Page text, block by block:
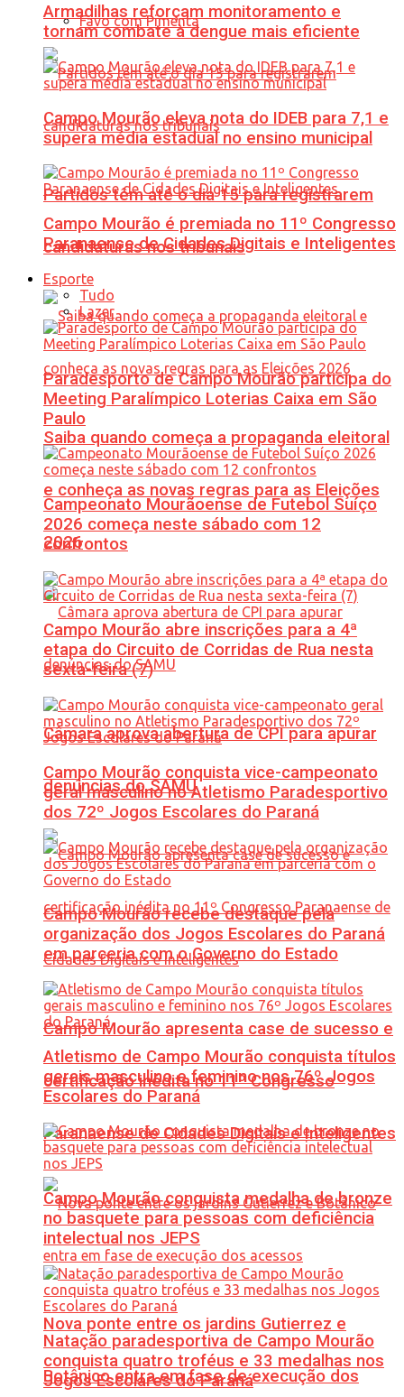
Favo com Pimenta
Partidos têm até o dia 15 para registrarem
candidaturas nos tribunais
Saiba quando começa a propaganda eleitoral
e conheça as novas regras para as Eleições
2026
Câmara aprova abertura de CPI para apurar
denúncias do SAMU
Campo Mourão apresenta case de sucesso e
certificação inédita no 11º Congresso
Paranaense de Cidades Digitais e Inteligentes
Nova ponte entre os jardins Gutierrez e
Botânico entra em fase de execução dos
Armadilhas reforçam monitoramento e
tornam combate à dengue mais eficiente
Campo Mourão eleva nota do IDEB para 7,1 e
supera média estadual no ensino municipal
Campo Mourão é premiada no 11º Congresso
Paranaense de Cidades Digitais e Inteligentes
Esporte
Tudo
Lazer
Paradesporto de Campo Mourão participa do
Meeting Paralímpico Loterias Caixa em São
Paulo
Campeonato Mourãoense de Futebol Suíço
2026 começa neste sábado com 12
confrontos
Campo Mourão abre inscrições para a 4ª
etapa do Circuito de Corridas de Rua nesta
sexta-feira (7)
Campo Mourão conquista vice-campeonato
geral masculino no Atletismo Paradesportivo
dos 72º Jogos Escolares do Paraná
Campo Mourão recebe destaque pela
organização dos Jogos Escolares do Paraná
em parceria com o Governo do Estado
Atletismo de Campo Mourão conquista títulos
gerais masculino e feminino nos 76º Jogos
Escolares do Paraná
Campo Mourão conquista medalha de bronze
no basquete para pessoas com deficiência
intelectual nos JEPS
Natação paradesportiva de Campo Mourão
conquista quatro troféus e 33 medalhas nos
Jogos Escolares do Paraná